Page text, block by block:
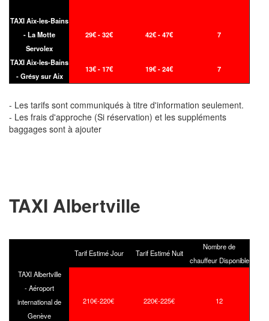
TAXI Aix-les-Bains
- La Motte
Servolex
29€ - 32€ 42€ - 47€ 7
TAXI Aix-les-Bains
- Grésy sur Aix
13€ - 17€ 19€ - 24€ 7
- Les tarifs sont communiqués à titre d'information seulement.
- Les frais d'approche (Si réservation) et les suppléments
baggages sont à ajouter
TAXI Albertville
Tarif Estimé Jour Tarif Estimé Nuit
Nombre de
chauffeur Disponible
TAXI Albertville
- Aéroport
international de
Genève
210€-220€ 220€-225€ 12